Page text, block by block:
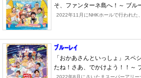
そ、ファンターネ島へ！～ ブル
2022年11月にNHKホールで行われた
「おかあさんといっしょ」スペ
たね！さあ、でかけよう！！～
2022年8月にさいたまスーパーアリー